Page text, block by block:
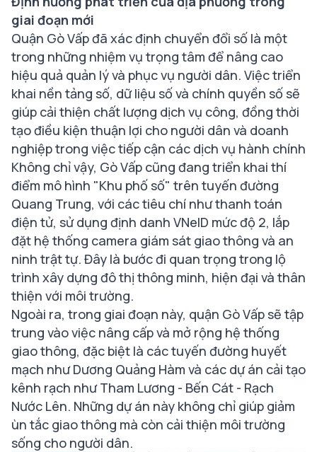
giai đoạn mới
Quận Gò Vấp đã xác định chuyển đổi số là một
trong những nhiệm vụ trọng tâm để nâng cao
hiệu quả quản lý và phục vụ người dân. Việc triển
khai nền tảng số, dữ liệu số và chính quyền số sẽ
giúp cải thiện chất lượng dịch vụ công, đồng thời
tạo điều kiện thuận lợi cho người dân và doanh
nghiệp trong việc tiếp cận các dịch vụ hành chính
Không chỉ vậy, Gò Vấp cũng đang triển khai thí
điểm mô hình "Khu phố số" trên tuyến đường
Quang Trung, với các tiêu chí như thanh toán
điện tử, sử dụng định danh VNeID mức độ 2, lắp
đặt hệ thống camera giám sát giao thông và an
ninh trật tự. Đây là bước đi quan trọng trong lộ
trình xây dựng đô thị thông minh, hiện đại và thân
thiện với môi trường.
Ngoài ra, trong giai đoạn này, quận Gò Vấp sẽ tập
trung vào việc nâng cấp và mở rộng hệ thống
giao thông, đặc biệt là các tuyến đường huyết
mạch như Dương Quảng Hàm và các dự án cải tạo
kênh rạch như Tham Lương - Bến Cát - Rạch
Nước Lên. Những dự án này không chỉ giúp giảm
ùn tắc giao thông mà còn cải thiện môi trường
sống cho người dân.